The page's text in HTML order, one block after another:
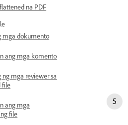
na PDF
mga dokumento
ang mga komento
ng mga reviewer sa
file
ang mga
file